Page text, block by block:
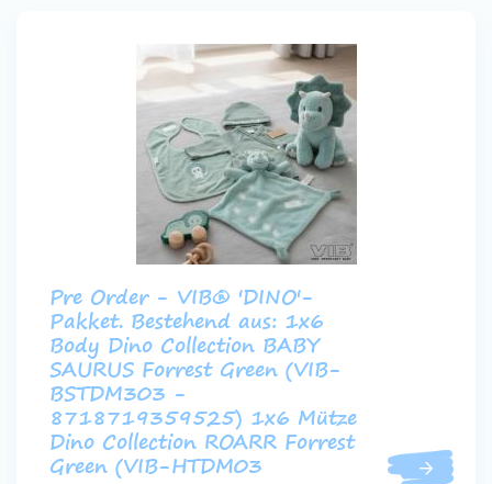
Pre Order - VIB® 'DINO'-
Pakket. Bestehend aus: 1x6
Body Dino Collection BABY
SAURUS Forrest Green (VIB-
BSTDM303 -
8718719359525) 1x6 Mütze
Dino Collection ROARR Forrest
Green (VIB-HTDM03